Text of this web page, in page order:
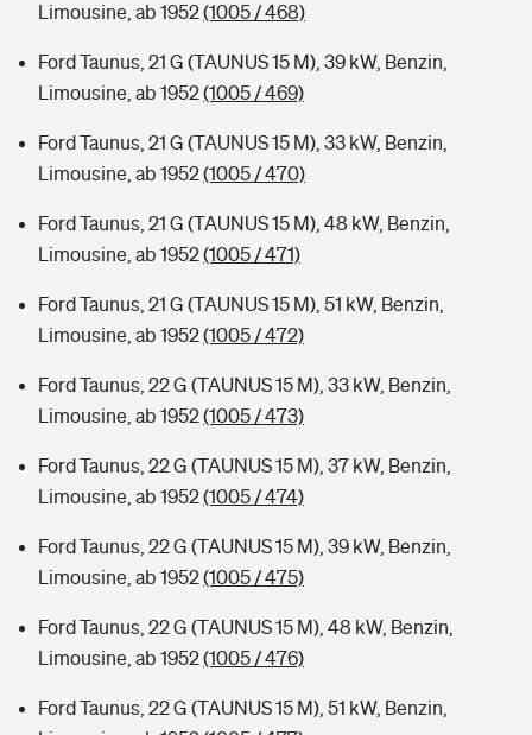
Limousine, ab 1952(1005 / 468)
Ford Taunus, 21 G (TAUNUS 15 M), 39 kW, Benzin,
Limousine, ab 1952(1005 / 469)
Ford Taunus, 21 G (TAUNUS 15 M), 33 kW, Benzin,
Limousine, ab 1952(1005 / 470)
Ford Taunus, 21 G (TAUNUS 15 M), 48 kW, Benzin,
Limousine, ab 1952(1005 / 471)
Ford Taunus, 21 G (TAUNUS 15 M), 51 kW, Benzin,
Limousine, ab 1952(1005 / 472)
Ford Taunus, 22 G (TAUNUS 15 M), 33 kW, Benzin,
Limousine, ab 1952(1005 / 473)
Ford Taunus, 22 G (TAUNUS 15 M), 37 kW, Benzin,
Limousine, ab 1952(1005 / 474)
Ford Taunus, 22 G (TAUNUS 15 M), 39 kW, Benzin,
Limousine, ab 1952(1005 / 475)
Ford Taunus, 22 G (TAUNUS 15 M), 48 kW, Benzin,
Limousine, ab 1952(1005 / 476)
Ford Taunus, 22 G (TAUNUS 15 M), 51 kW, Benzin,